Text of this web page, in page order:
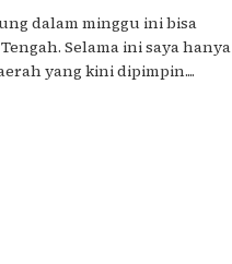
dalam minggu ini bisa
Selama ini saya hanya
yang kini dipimpin....